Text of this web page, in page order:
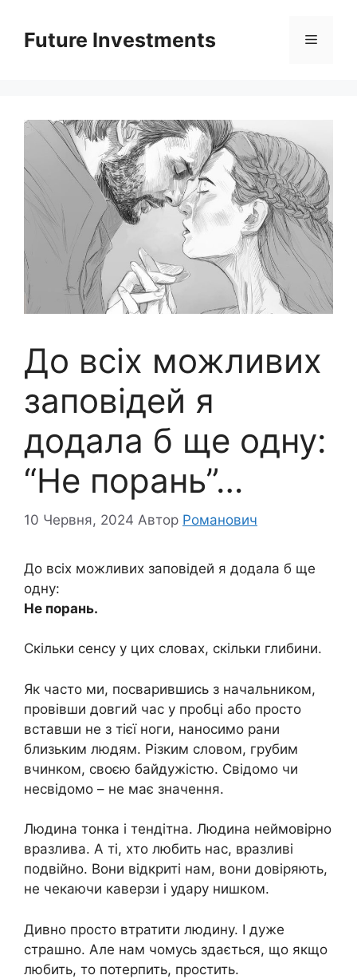
вмістуFuture Investments Меню
До всіх можливих
заповідей я
додала б ще одну:
“Не порань”…
10 Червня, 2024 Автор Романович
До всіх можливих заповідей я додала б ще
одну:
Не порань.
Скільки сенсу у цих словах, скільки глибини.
Як часто ми, посварившись з начальником,
провівши довгий час у пробці або просто
вставши не з тієї ноги, наносимо рани
близьким людям. Різким словом, грубим
вчинком, своєю байдужістю. Свідомо чи
несвідомо – не має значення.
Людина тонка і тендітна. Людина неймовірно
вразлива. А ті, хто любить нас, вразливі
подвійно. Вони відкриті нам, вони довіряють,
не чекаючи каверзи і удару нишком.
Дивно просто втратити людину. І дуже
страшно. Але нам чомусь здається, що якщо
любить, то потерпить, простить.